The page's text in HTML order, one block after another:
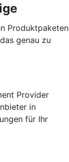
Produktpaketen
genau zu
Provider
in
für Ihr